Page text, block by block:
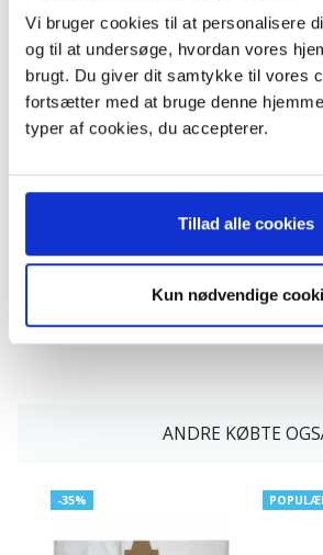
Vi bruger cookies til at personalisere
og til at undersøge, hvordan vores
brugt. Du giver dit samtykke til vores
fortsætter med at bruge denne
typer af cookies, du accepterer.
Tillad alle cookies
Kun nødvendige
UZ934, Type: 1406905020.
Mikrofiber. 10 stk.
m/Moms
m/Moms
Plus leveringsomkostninger.
til pakkeshop ved køb over
Plus
til
ANDRE KØBTE
-35%